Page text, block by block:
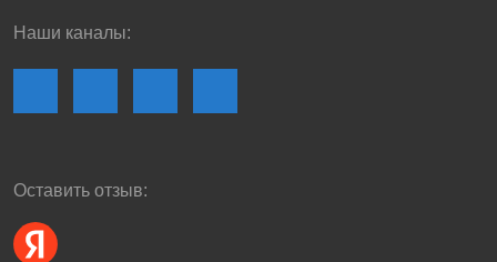
Наши каналы:
Оставить отзыв: